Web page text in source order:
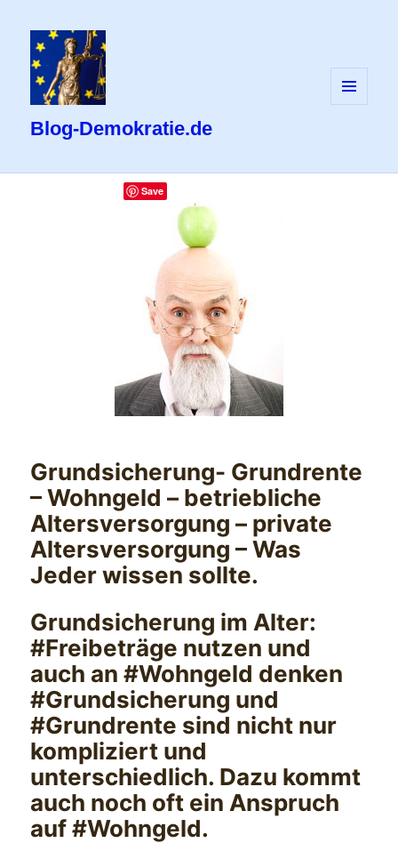
Blog-Demokratie.de
Grundsicherung- Grundrente
– Wohngeld – betriebliche
Altersversorgung – private
Altersversorgung – Was
Jeder wissen sollte.
Grundsicherung im Alter:
#Freibeträge nutzen und
auch an #Wohngeld denken
#Grundsicherung und
#Grundrente sind nicht nur
kompliziert und
unterschiedlich. Dazu kommt
auch noch oft ein Anspruch
auf #Wohngeld.
Save